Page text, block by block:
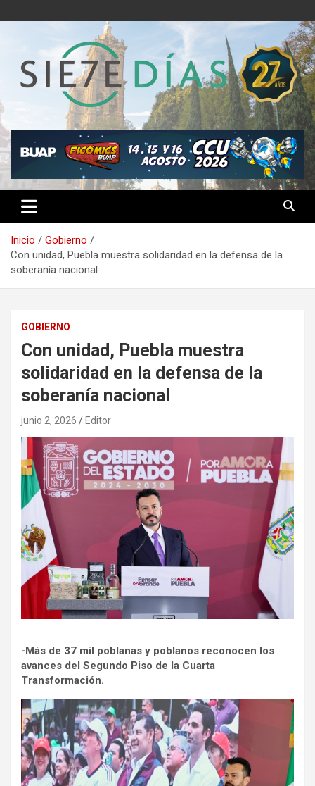
al
Semanario 7 Días
Inicio
Gobierno
Con unidad, Puebla muestra solidaridad en la defensa de la
soberanía nacional
GOBIERNO
Con unidad, Puebla muestra
solidaridad en la defensa de la
soberanía nacional
junio 2, 2026 Editor
-Más de 37 mil poblanas y poblanos reconocen los
avances del Segundo Piso de la Cuarta
Transformación.